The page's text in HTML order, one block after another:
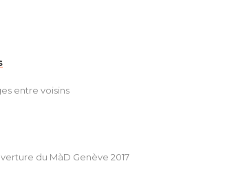
entre voisins
du MàD Genève 2017